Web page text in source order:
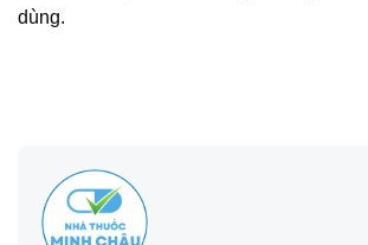
dùng.